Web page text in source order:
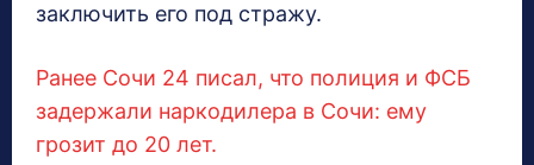
заключить его под стражу.
Ранее Сочи 24 писал, что полиция и ФСБ
задержали наркодилера в Сочи: ему
грозит до 20 лет.